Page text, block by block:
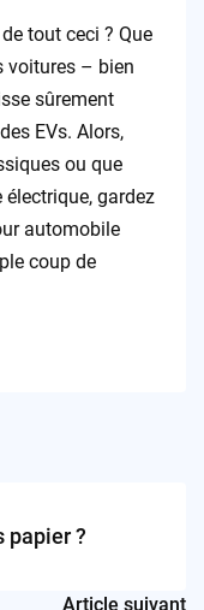
tout ceci ? Que
voitures – bien
sûrement
EVs. Alors,
ou que
gardez
automobile
coup de
papier ?
Article suivant